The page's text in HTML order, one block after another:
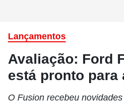
Lançamentos
Avaliação: Ford
está pronto para
O Fusion recebeu